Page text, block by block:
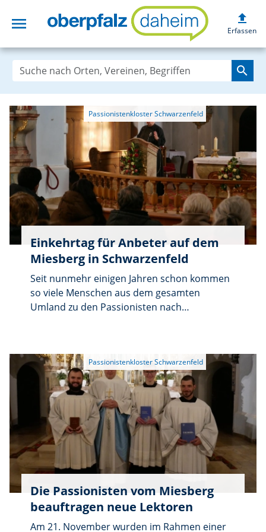
menu upload
Erfassen
search
Einkehrtag für Anbeter auf dem
Miesberg in Schwarzenfeld
Seit nunmehr einigen Jahren schon kommen
so viele Menschen aus dem gesamten
Umland zu den Passionisten nach
so vieler treuer Seelen um Berufungen, um
den Frieden in der Welt und in den eigenen
Anliegen ist Gott sicher ein Wohlgefallen und
so schenkt er immer wieder so viele Gnaden.
Die Passionisten vom Miesberg
beauftragen neue Lektoren
Am 21. November wurden im Rahmen einer